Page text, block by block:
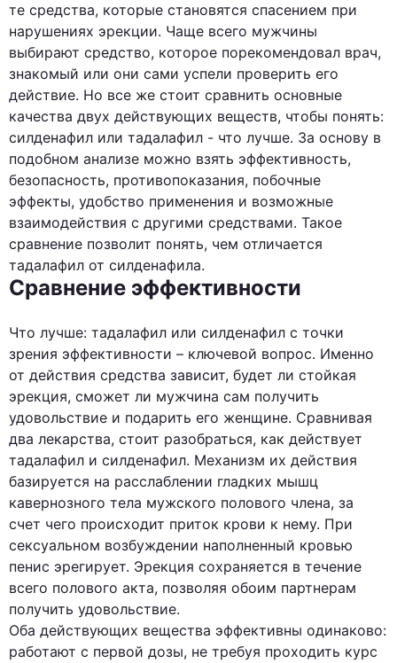
те средства, которые становятся спасением при
нарушениях эрекции. Чаще всего мужчины
выбирают средство, которое порекомендовал врач,
знакомый или они сами успели проверить его
действие. Но все же стоит сравнить основные
качества двух действующих веществ, чтобы понять:
силденафил или тадалафил - что лучше. За основу в
подобном анализе можно взять эффективность,
безопасность, противопоказания, побочные
эффекты, удобство применения и возможные
взаимодействия с другими средствами. Такое
сравнение позволит понять, чем отличается
тадалафил от силденафила.
Сравнение эффективности
Что лучше: тадалафил или силденафил с точки
зрения эффективности – ключевой вопрос. Именно
от действия средства зависит, будет ли стойкая
эрекция, сможет ли мужчина сам получить
удовольствие и подарить его женщине. Сравнивая
два лекарства, стоит разобраться, как действует
тадалафил и силденафил. Механизм их действия
базируется на расслаблении гладких мышц
кавернозного тела мужского полового члена, за
счет чего происходит приток крови к нему. При
сексуальном возбуждении наполненный кровью
пенис эрегирует. Эрекция сохраняется в течение
всего полового акта, позволяя обоим партнерам
получить удовольствие.
Оба действующих вещества эффективны одинаково:
работают с первой дозы, не требуя проходить курс